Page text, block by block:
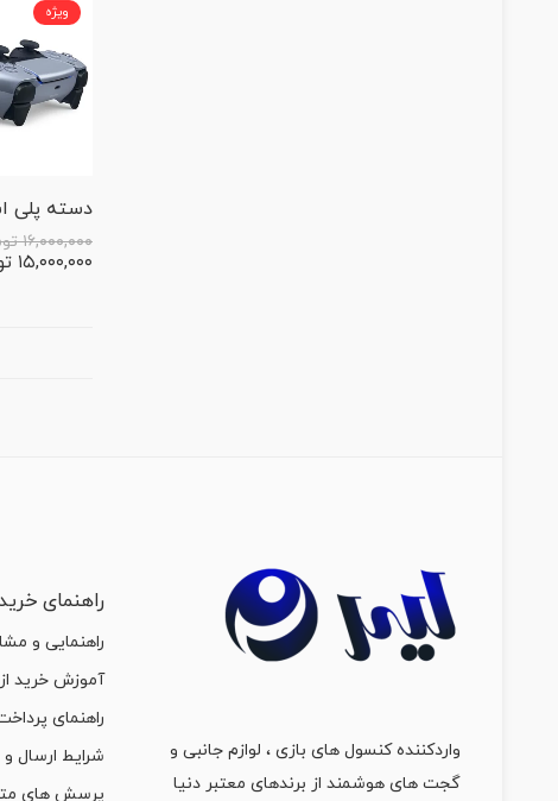
ویژه
۱۶,۰۰۰,۰۰۰
۱۵,۰۰۰,۰۰۰
واردکننده کنسول های بازی ، لوازم جانبی و
گجت های هوشمند از برندهای معتبر دنیا
راهنمای
راهنمایی و
آموزش خرید
راهنمای
شرایط ارسال
پرسش های